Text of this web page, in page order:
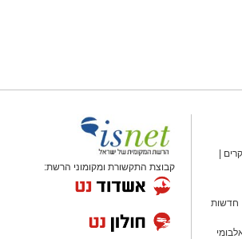
חדשות
קבוצת התקשורת ומקומוני הרשת: